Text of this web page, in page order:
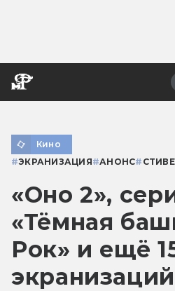
Кино
#ЭКРАНИЗАЦИЯ#АНОНС#
«Оно 2»,
«Тёмная
Рок» и ещё